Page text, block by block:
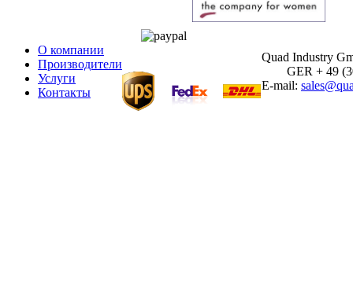
О компании
Производители
Услуги
Контакты
Quad Industry
GER + 49
E-mail: